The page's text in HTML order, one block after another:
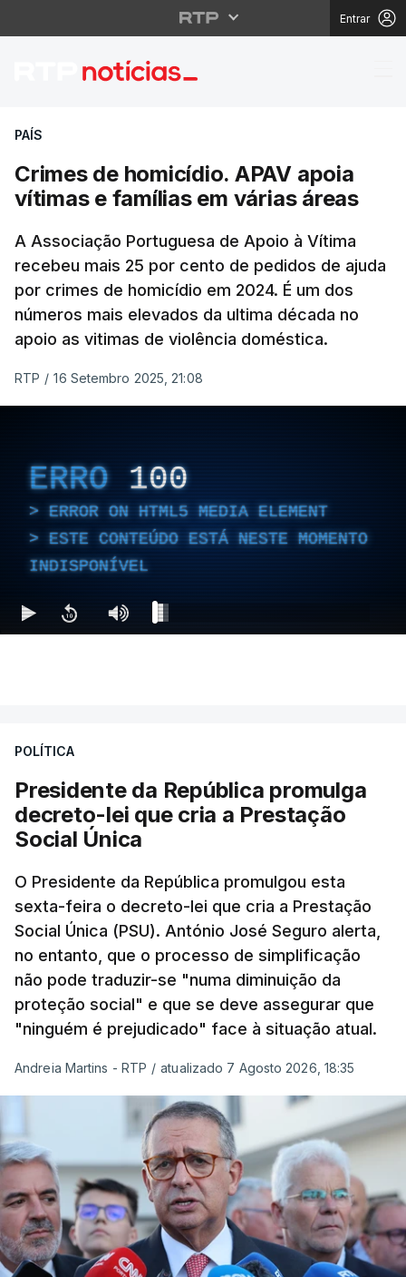
Entrar
Crimes de homicídio.
PAÍS
Crimes de homicídio. APAV apoia
vítimas e famílias em várias áreas
A Associação Portuguesa de Apoio à Vítima
recebeu mais 25 por cento de pedidos de ajuda
por crimes de homicídio em 2024. É um dos
números mais elevados da ultima década no
apoio as vitimas de violência doméstica.
RTP / 16 Setembro 2025, 21:08
ERRO 100
ERROR ON HTML5 MEDIA ELEMENT
ESTE CONTEÚDO ESTÁ NESTE MOMENTO
INDISPONÍVEL
POLÍTICA
Presidente da República promulga
decreto-lei que cria a Prestação
Social Única
O Presidente da República promulgou esta
sexta-feira o decreto-lei que cria a Prestação
Social Única (PSU). António José Seguro alerta,
no entanto, que o processo de simplificação
não pode traduzir-se "numa diminuição da
proteção social" e que se deve assegurar que
"ninguém é prejudicado" face à situação atual.
Andreia Martins - RTP / atualizado 7 Agosto 2026, 18:35